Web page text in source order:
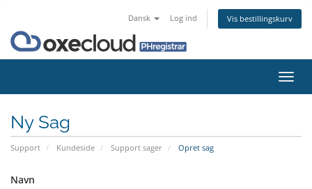
Dansk Log ind Vis bestillingskurv
Skift
Ny Sag
Support Kundeside Support sager Opret sag
Navn